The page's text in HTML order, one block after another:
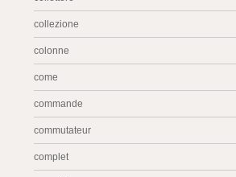
collezione
colonne
come
commande
commutateur
complet